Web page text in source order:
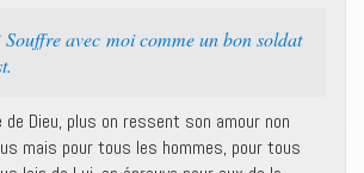
avec moi comme un bon soldat
de Dieu, plus on ressent son amour non
mais pour tous les hommes, pour tous